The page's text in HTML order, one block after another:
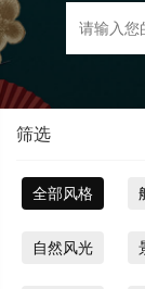
筛选
全部风格
自然风光